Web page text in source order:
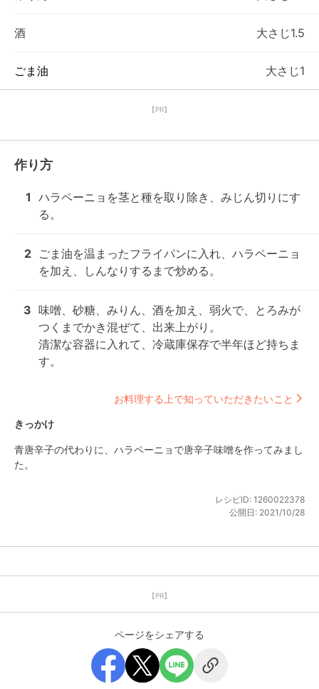
酒 大さじ1.5
ごま油 大さじ1
【PR】
作り方
1 ハラペーニョを茎と種を取り除き、みじん切りにす
る。
2 ごま油を温まったフライパンに入れ、ハラペーニョ
を加え、しんなりするまで炒める。
3 味噌、砂糖、みりん、酒を加え、弱火で、とろみが
つくまでかき混ぜて、出来上がり。
清潔な容器に入れて、冷蔵庫保存で半年ほど持ちま
す。
お料理する上で知っていただきたいこと
きっかけ
青唐辛子の代わりに、ハラペーニョで唐辛子味噌を作ってみまし
た。
レシピID: 1260022378
公開日: 2021/10/28
【PR】
ページをシェアする